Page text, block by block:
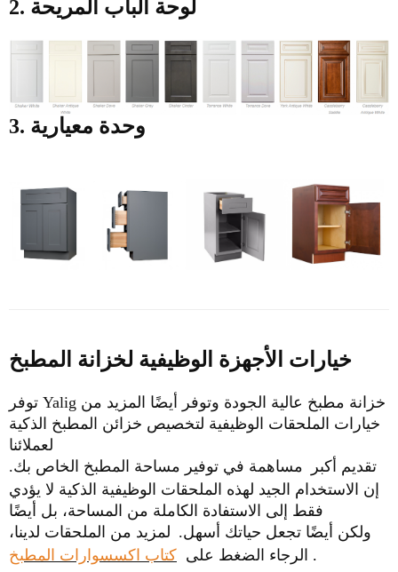
2. لوحة الباب المريحة
3. وحدة معيارية
خيارات الأجهزة الوظيفية لخزانة المطبخ
توفر Yalig خزانة مطبخ عالية الجودة وتوفر أيضًا المزيد من
خيارات الملحقات الوظيفية لتخصيص خزائن المطبخ الذكية
لعملائنا
تقديم أكبر
مساهمة في توفير مساحة المطبخ الخاص بك.
إن الاستخدام الجيد لهذه الملحقات الوظيفية الذكية لا يؤدي
فقط إلى الاستفادة الكاملة من المساحة، بل أيضًا
ولكن أيضًا تجعل حياتك أسهل. لمزيد من الملحقات لدينا،
الرجاء الضغط على كتاب اكسسوارات المطبخ .